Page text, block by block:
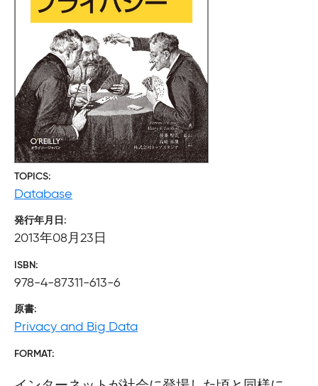
TOPICS
Database
発行年月日
2013年08月23日
ISBN
978-4-87311-613-6
原書
Privacy and Big Data
FORMAT